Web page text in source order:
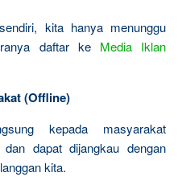
kita hanya menunggu
daftar ke Media Iklan
(Offline)
kepada masyarakat
dapat dijangkau dengan
kita.